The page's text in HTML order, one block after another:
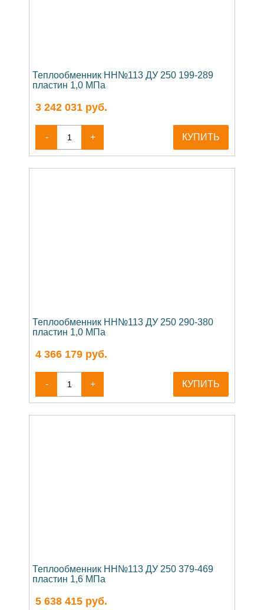
Теплообменник НН№113 ДУ 250 199-289
пластин 1,0 МПа
3 242 031 руб.
- + КУПИТЬ
Теплообменник НН№113 ДУ 250 290-380
пластин 1,0 МПа
4 366 179 руб.
- + КУПИТЬ
Теплообменник НН№113 ДУ 250 379-469
пластин 1,6 МПа
5 638 415 руб.